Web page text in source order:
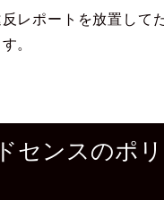
レポートを放置して
。
センスのポ